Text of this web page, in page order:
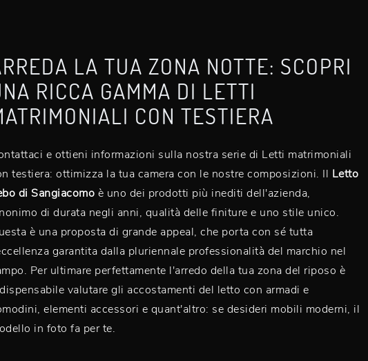
LA TUA ZONA NOTTE: SCOPRI
RICCA GAMMA DI LETTI
CON TESTIERA
e ottieni informazioni sulla nostra serie di Letti matrimoniali
testiera: ottimizza la tua camera con le nostre composizioni. Il Letto
di Sangiacomo è uno dei prodotti più inediti dell'azienda,
di durata negli anni, qualità delle finiture e uno stile unico.
è una proposta di grande appeal, che porta con sé tutta
garantita dalla pluriennale professionalità del marchio nel
Per ultimare perfettamente l'arredo della tua zona del riposo è
valutare gli accostamenti del letto con armadi e
elementi accessori e quant'altro: se desideri mobili moderni, il
in foto fa per te.